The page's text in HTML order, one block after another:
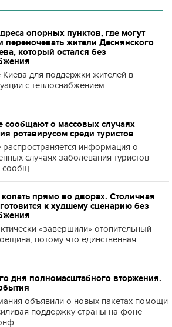
опорных пунктов, где могут
переночевать жители Деснянского
который остался без
для поддержки жителей в
с теплоснабжением
сообщают о массовых случаях
ротавирусом среди туристов
распространяется информация о
случаях заболевания туристов
сообщ...
прямо во дворах. Столичная
к худшему сценарию без
«завершили» отопительный
потому что единственная
дня полномасштабного вторжения.
объявили о новых пакетах помощи
поддержку страны на фоне